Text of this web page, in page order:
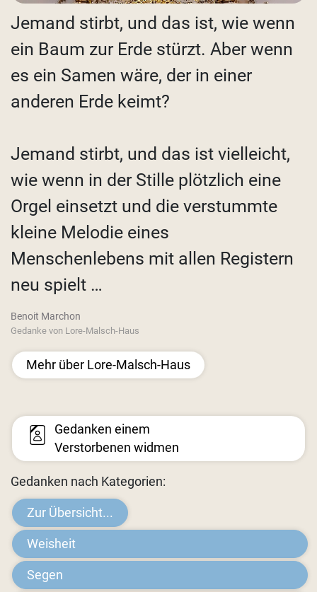
Jemand stirbt, und das ist, wie wenn
ein Baum zur Erde stürzt. Aber wenn
es ein Samen wäre, der in einer
anderen Erde keimt?
Jemand stirbt, und das ist vielleicht,
wie wenn in der Stille plötzlich eine
Orgel einsetzt und die verstummte
kleine Melodie eines
Menschenlebens mit allen Registern
neu spielt …
Benoit Marchon
Gedanke von Lore-Malsch-Haus
Mehr über Lore-Malsch-Haus
Gedanken einem
Verstorbenen widmen
Gedanken nach Kategorien:
Zur Übersicht...
Weisheit
Segen